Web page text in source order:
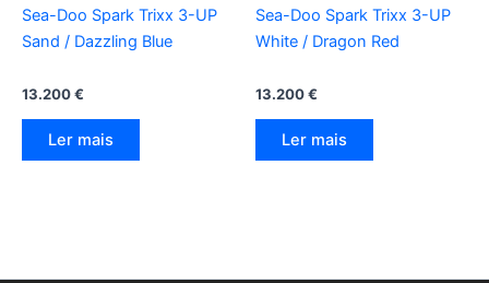
Sea-Doo Spark Trixx 3-UP
Sand / Dazzling Blue
13.200€
Ler mais
Sea-Doo Spark Trixx 3-UP
White / Dragon Red
13.200€
Ler mais